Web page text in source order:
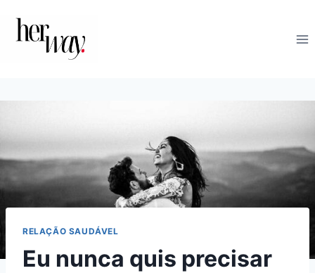
RELAÇÃO SAUDÁVEL
Eu nunca quis precisar